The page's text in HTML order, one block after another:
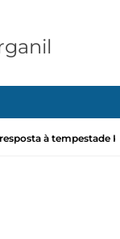
à tempestade